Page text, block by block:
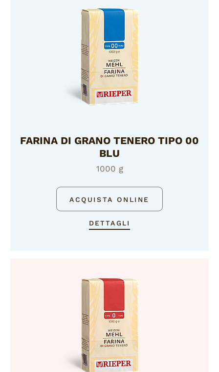
FARINA DI GRANO TENERO TIPO 00
BLU
1000 g
ACQUISTA ONLINE
DETTAGLI